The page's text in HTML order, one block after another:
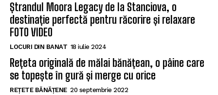
Ștrandul Moora Legacy de la Stanciova, o
destinație perfectă pentru răcorire și relaxare
FOTO VIDEO
LOCURI DIN BANAT 18 iulie 2024
Rețeta originală de mălai bănățean, o pâine care
se topește în gură și merge cu orice
REȚETE BĂNĂȚENE 20 septembrie 2022